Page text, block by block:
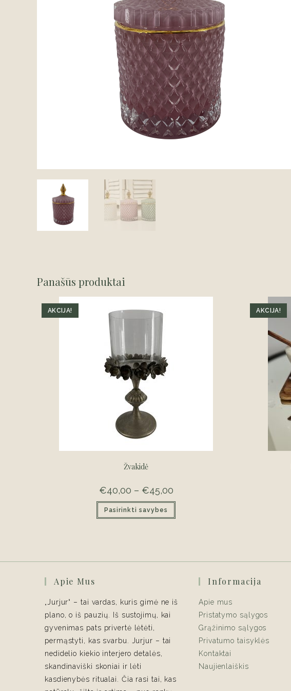
Panašūs produktai
AKCIJA!
Žvakidė
€40,00 – €45,00Price
€40,00
€45,00
Pasirinkti savybes
has
be
page
AKCIJA!
Apie Mus
„Jurjur“ – tai vardas, kuris gimė ne iš
plano, o iš pauzių. Iš sustojimų, kai
gyvenimas pats privertė lėtėti,
permąstyti, kas svarbu. Jurjur – tai
nedidelio kiekio interjero detalės,
skandinaviški skoniai ir lėti
kasdienybės ritualai. Čia rasi tai, kas
Informacija
Apie mus
Pristatymo sąlygos
Grąžinimo sąlygos
Privatumo taisyklės
Kontaktai
Naujienlaiškis